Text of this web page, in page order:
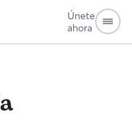
Únete
ahora